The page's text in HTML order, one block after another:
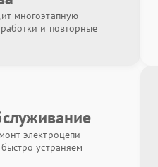
многоэтапную
и повторные
электроцепи
устраняем